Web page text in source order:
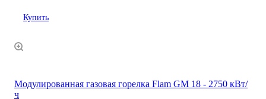
Купить
Модулированная газовая горелка Flam GM 18 - 2750 кВт/
ч